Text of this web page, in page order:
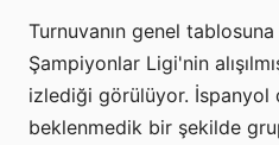
Turnuvanın genel tablosuna
Şampiyonlar Ligi'nin
izlediği görülüyor. İspanyol
beklenmedik bir şekilde